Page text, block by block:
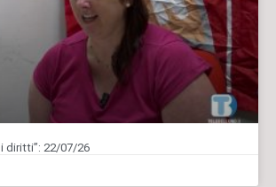
diritti”: 22/07/26